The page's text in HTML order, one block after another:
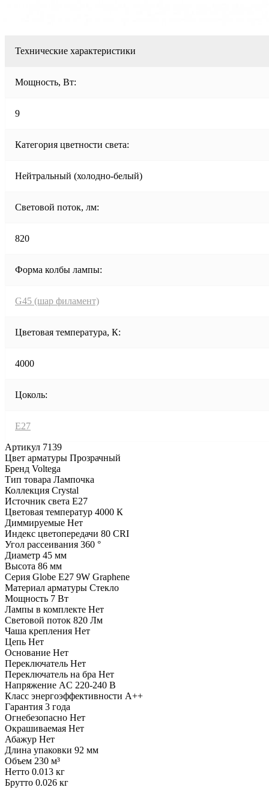
Технические характеристики
Мощность, Вт:
9
Категория цветности света:
Нейтральный (холодно-белый)
Световой поток, лм:
820
Форма колбы лампы:
G45 (шар филамент)
Цветовая температура, К:
4000
Цоколь:
E27
Артикул 7139
Цвет арматуры Прозрачный
Бренд Voltega
Тип товара Лампочка
Коллекция Crystal
Источник света E27
Цветовая температур 4000 К
Диммируемые Нет
Индекс цветопередачи 80 CRI
Угол рассеивания 360 °
Диаметр 45 мм
Высота 86 мм
Серия Globe E27 9W Graphene
Материал арматуры Стекло
Мощность 7 Вт
Лампы в комплекте Нет
Световой поток 820 Лм
Чаша крепления Нет
Цепь Нет
Основание Нет
Переключатель Нет
Переключатель на бра Нет
Напряжение AC 220-240 В
Класс энергоэффективности A++
Гарантия 3 года
Огнебезопасно Нет
Окрашиваемая Нет
Абажур Нет
Длина упаковки 92 мм
Объем 230 м³
Нетто 0.013 кг
Брутто 0.026 кг